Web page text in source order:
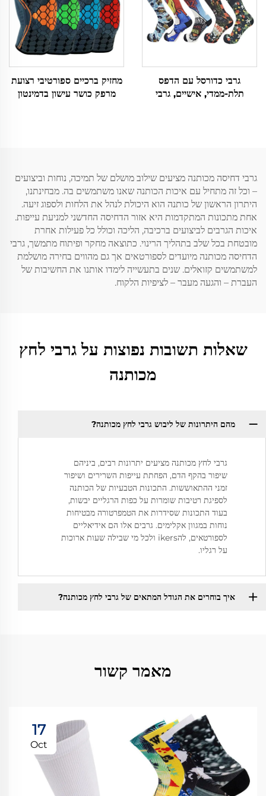
גרבי כדורסל עם הדפס
תלת-ממדי, אישיים, גרבי
מחזיק ברכיים ספורטיבי רצועת
מרפק כושר עישון בדמינטון
גרבי דחיסה מכותנה מציעים שילוב מושלם של תמיכה, נוחות וביצועים
– וכל זה מתחיל עם איכות הכותנה שאנו משתמשים בה. מבחינתנו,
היתרון הראשון של כותנה הוא היכולת לנהל את הלחות ולספוג זיעה.
אחת מתכונות המתקדמות היא אזור הדחיסה החדשני למניעת עייפות.
איכות הגרבים לביצועים ברכיבה, הליכה וכולל כל פעילות אחרת
מובטחת בכל שלב בתהליך הרינוי. כתוצאה מחקר ופיתוח מתמשך, גרבי
הדחיסה מכותנה מיועדים לספורטאים אך גם מהווים בחירה מושלמת
למשתמשים קזואלים. שנים בתעשייה לימדו אותנו את החשיבות של
העברת – והגעה מעבר – לציפיות הלקוח.
שאלות תשובות נפוצות על גרבי לחץ
מכותנה
מהם היתרונות של ליבוש גרבי לחץ מכותנה?
גרבי לחץ מכותנה מציעים יתרונות רבים, ביניהם
שיפור בהקף הדם, הפחתת עייפות השרירים ושיפור
זמני ההתאוששות. התכונות הטבעיות של הכותנה
לספיגת רטיבות שומרות על כפות הרגליים יבשות,
בעוד התכונות שסידרות את הטמפרטורה מבטיחות
נוחות במגוון אקלימים. גרבים אלו הם אידיאליים
לספורטאים, להikers ולכל מי שבילה שעות ארוכות
על רגליו.
איך בוחרים את הגודל המתאים של גרבי לחץ מכותנה?
מאמר קשור
17
Oct